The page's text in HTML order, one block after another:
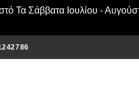
Τα Σάββατα Ιουλίου -